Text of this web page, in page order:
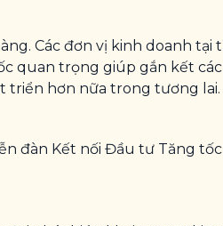
Các đơn vị kinh doanh tại
quan trọng giúp gắn kết
triển hơn nữa trong tương lai.
đàn Kết nối Đầu tư Tăng